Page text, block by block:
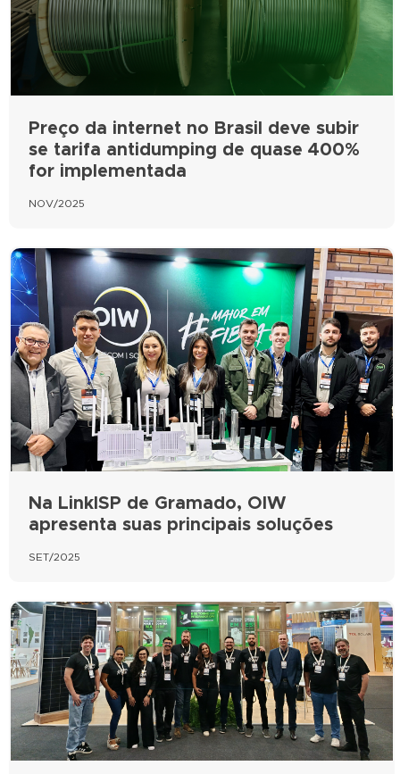
Preço da internet no Brasil deve subir
se tarifa antidumping de quase 400%
for implementada
NOV/2025
Na LinkISP de Gramado, OIW
apresenta suas principais soluções
SET/2025